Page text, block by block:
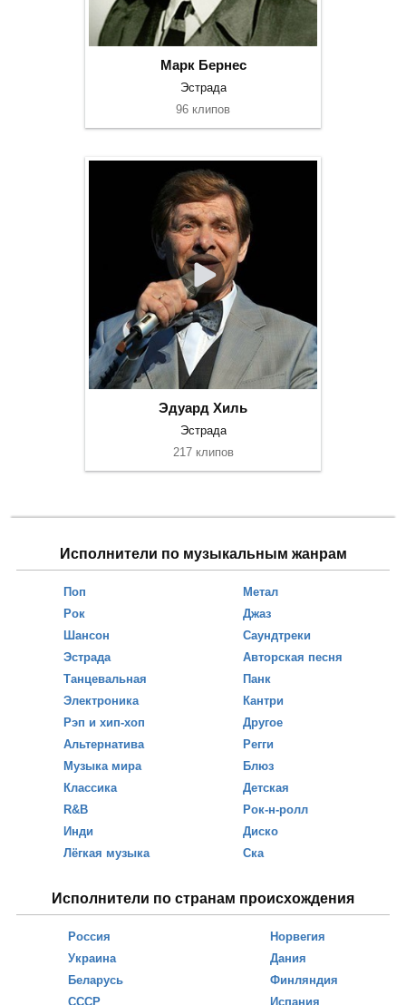
Марк Бернес
Эстрада
96 клипов
Эдуард Хиль
Эстрада
217 клипов
Исполнители по музыкальным жанрам
Поп
Рок
Шансон
Эстрада
Танцевальная
Электроника
Рэп и хип-хоп
Альтернатива
Музыка мира
Классика
R&B
Инди
Лёгкая музыка
Метал
Джаз
Саундтреки
Авторская песня
Панк
Кантри
Другое
Регги
Блюз
Детская
Рок-н-ролл
Диско
Ска
Исполнители по странам происхождения
Россия
Украина
Беларусь
СССР
Норвегия
Дания
Финляндия
Испания